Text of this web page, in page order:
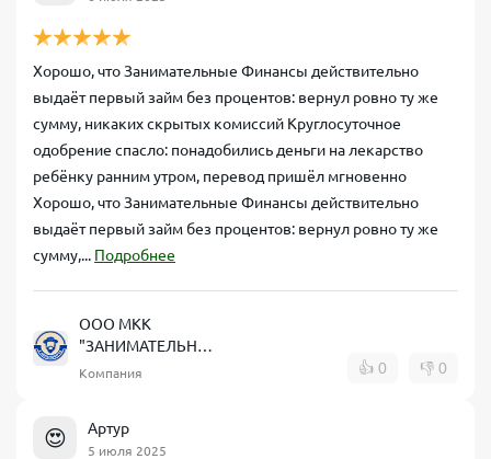
Хорошо, что Занимательные Финансы действительно
выдаёт первый займ без процентов: вернул ровно ту же
сумму, никаких скрытых комиссий Круглосуточное
одобрение спасло: понадобились деньги на лекарство
ребёнку ранним утром, перевод пришёл мгновенно
Хорошо, что Занимательные Финансы действительно
выдаёт первый займ без процентов: вернул ровно ту же
сумму,... Подробнее
ООО МКК
"ЗАНИМАТЕЛЬНЫЕ
ФИНАНСЫ"
Компания 👍 0 👎 0
😍 Артур
5 июля 2025